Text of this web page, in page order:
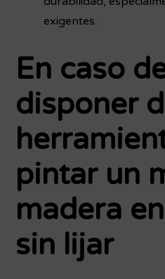
exigentes.
En caso
disponer
pintar un
madera
sin lijar